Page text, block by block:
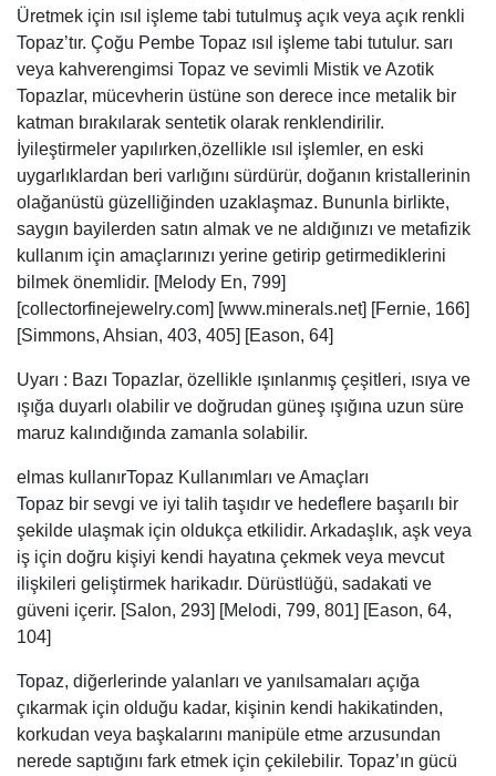
Üretmek için ısıl işleme tabi tutulmuş açık veya açık renkli
Topaz’tır. Çoğu Pembe Topaz ısıl işleme tabi tutulur. sarı
veya kahverengimsi Topaz ve sevimli Mistik ve Azotik
Topazlar, mücevherin üstüne son derece ince metalik bir
katman bırakılarak sentetik olarak renklendirilir.
İyileştirmeler yapılırken,özellikle ısıl işlemler, en eski
uygarlıklardan beri varlığını sürdürür, doğanın kristallerinin
olağanüstü güzelliğinden uzaklaşmaz. Bununla birlikte,
saygın bayilerden satın almak ve ne aldığınızı ve metafizik
kullanım için amaçlarınızı yerine getirip getirmediklerini
bilmek önemlidir. [Melody En, 799]
[collectorfinejewelry.com] [www.minerals.net] [Fernie, 166]
[Simmons, Ahsian, 403, 405] [Eason, 64]
Uyarı : Bazı Topazlar, özellikle ışınlanmış çeşitleri, ısıya ve
ışığa duyarlı olabilir ve doğrudan güneş ışığına uzun süre
maruz kalındığında zamanla solabilir.
elmas kullanırTopaz Kullanımları ve Amaçları
Topaz bir sevgi ve iyi talih taşıdır ve hedeflere başarılı bir
şekilde ulaşmak için oldukça etkilidir. Arkadaşlık, aşk veya
iş için doğru kişiyi kendi hayatına çekmek veya mevcut
ilişkileri geliştirmek harikadır. Dürüstlüğü, sadakati ve
güveni içerir. [Salon, 293] [Melodi, 799, 801] [Eason, 64,
104]
Topaz, diğerlerinde yalanları ve yanılsamaları açığa
çıkarmak için olduğu kadar, kişinin kendi hakikatinden,
korkudan veya başkalarını manipüle etme arzusundan
nerede saptığını fark etmek için çekilebilir. Topaz’ın gücü